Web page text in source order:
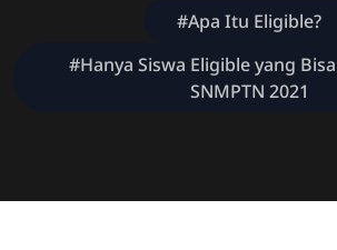
#Apa Itu Eligible?
#Hanya Siswa Eligible yang
SNMPTN 2021